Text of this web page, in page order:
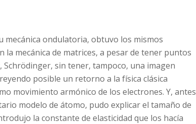
mecánica ondulatoria, obtuvo los mismos
mecánica de matrices, a pesar de tener puntos
sin tener, tampoco, una imagen
posible un retorno a la física clásica
movimiento armónico de los electrones. Y, antes
modelo de átomo, pudo explicar el tamaño de
la constante de elasticidad que los hacía